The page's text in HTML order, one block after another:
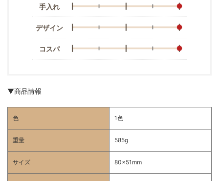
手入れ
デザイン
コスパ
▼商品情報
色 1色
重量 585g
サイズ 80x51mm